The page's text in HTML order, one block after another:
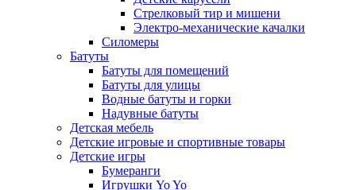
Стрелковый тир и мишени
Электро-механические качалки
Силомеры
Батуты
Батуты для помещений
Батуты для улицы
Водные батуты и горки
Надувные батуты
Детская мебель
Детские игровые и спортивные товары
Детские игры
Бумеранги
Игрушки Yo Yo